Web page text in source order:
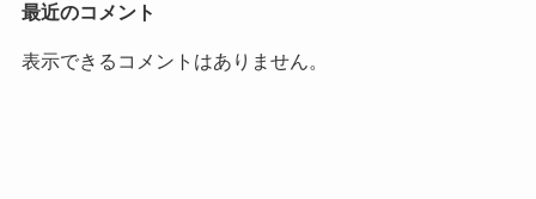
最近のコメント
表示できるコメントはありません。